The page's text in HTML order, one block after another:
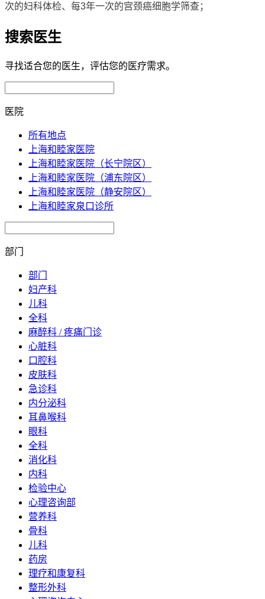
次的妇科体检、每3年一次的宫颈癌细胞学筛查；
搜索医生
寻找适合您的医生，评估您的医疗需求。
医院
所有地点
上海和睦家医院
上海和睦家医院（长宁院区）
上海和睦家医院（浦东院区）
上海和睦家医院（静安院区）
上海和睦家泉口诊所
部门
部门
妇产科
儿科
全科
麻醉科 / 疼痛门诊
心脏科
口腔科
皮肤科
急诊科
内分泌科
耳鼻喉科
眼科
全科
消化科
内科
检验中心
心理咨询部
营养科
骨科
儿科
药房
理疗和康复科
整形外科